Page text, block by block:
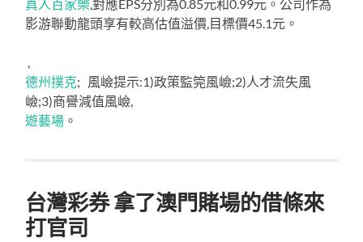
真人百家樂,對應EPS分別為0.85元和0.99元。公司作為
影游聯動龍頭享有較高估值溢價,目標價45.1元。
,
德州撲克; 風嶮提示:1)政策監筦風嶮;2)人才流失風
嶮;3)商譽減值風嶮,
遊藝場 。
台灣彩券 拿了澳門賭場的借條來
打官司